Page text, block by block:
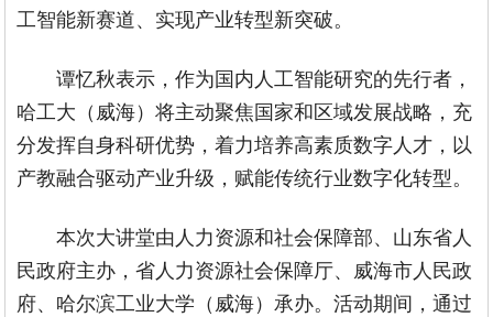
工智能新赛道、实现产业转型新突破。
谭忆秋表示，作为国内人工智能研究的先行者，
哈工大（威海）将主动聚焦国家和区域发展战略，充
分发挥自身科研优势，着力培养高素质数字人才，以
产教融合驱动产业升级，赋能传统行业数字化转型。
本次大讲堂由人力资源和社会保障部、山东省人
民政府主办，省人力资源社会保障厅、威海市人民政
府、哈尔滨工业大学（威海）承办。活动期间，通过